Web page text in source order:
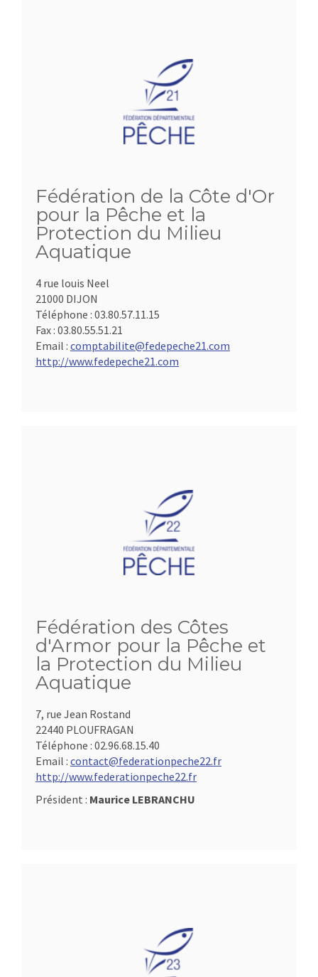
Fédération de la Côte d'Or
pour la Pêche et la
Protection du Milieu
Aquatique
4 rue louis Neel
21000 DIJON
Téléphone : 03.80.57.11.15
Fax : 03.80.55.51.21
Email : comptabilite@fedepeche21.com
http://www.fedepeche21.com
Fédération des Côtes
d'Armor pour la Pêche et
la Protection du Milieu
Aquatique
7, rue Jean Rostand
22440 PLOUFRAGAN
Téléphone : 02.96.68.15.40
Email : contact@federationpeche22.fr
http://www.federationpeche22.fr
Président : Maurice LEBRANCHU